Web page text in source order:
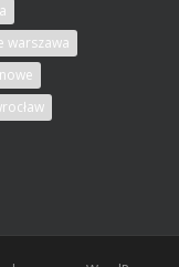
warszawa